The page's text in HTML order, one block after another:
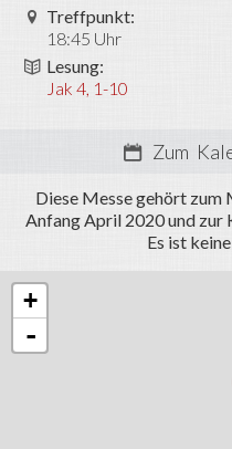
Links
Kontakt
Fotos
Treffpunkt:
18:45 Uhr
Lesung:
Jak 4, 1-10
Zum
Diese Messe gehört
Anfang April 2020 und zur
Es ist
+
-